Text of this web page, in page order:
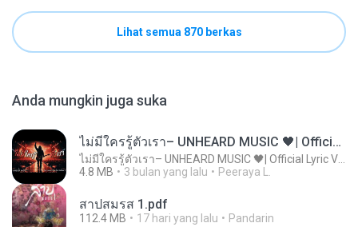
Lihat semua 870 berkas
Anda mungkin juga suka
ไม่มีใครรู้ตัวเรา– UNHEARD MUSIC 🖤| Official Lyric Video | เพลงสู้ชีวิต
4.8 MB
3 bulan yang lalu Peeraya L.
สาปสมรส 1.pdf
112.4 MB 17 hari yang lalu Pandarin